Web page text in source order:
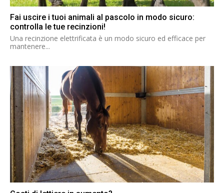
Fai uscire i tuoi animali al pascolo in modo sicuro:
controlla le tue recinzioni!
Una recinzione elettrificata è un modo sicuro ed efficace per
mantenere...